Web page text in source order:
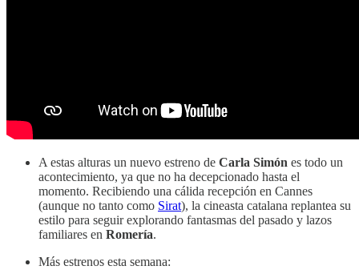
A estas alturas un nuevo estreno de Carla Simón es todo un
acontecimiento, ya que no ha decepcionado hasta el
momento. Recibiendo una cálida recepción en Cannes
(aunque no tanto como Sirat), la cineasta catalana replantea su
estilo para seguir explorando fantasmas del pasado y lazos
familiares en Romería.
Más estrenos esta semana: